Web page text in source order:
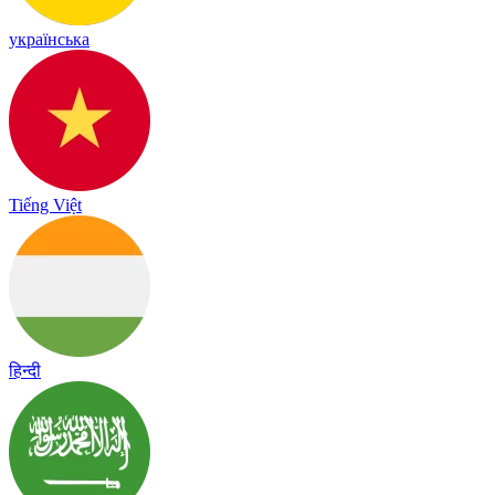
українська
Tiếng Việt
हिन्दी